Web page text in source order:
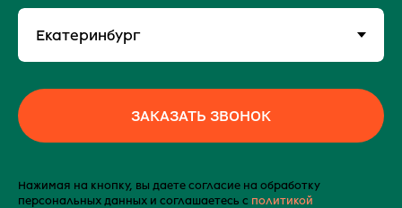
ЗАКАЗАТЬ ЗВОНОК
Нажимая на кнопку, вы даете согласие на обработку
персональных данных и соглашаетесь c политикой